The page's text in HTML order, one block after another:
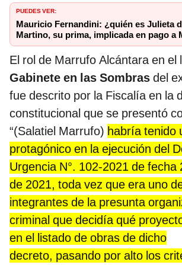
PUEDES VER:
Mauricio Fernandini: ¿quién es Julieta
Martino, su prima, implicada en pago a
El rol de Marrufo Alcántara en el
Gabinete en las Sombras del
fue descrito por la Fiscalía en la
constitucional que se presentó
“(Salatiel Marrufo) habría tenido
protagónico en la ejecución del
Urgencia N°. 102-2021 de fecha
de 2021, toda vez que era uno
integrantes de la presunta
criminal que decidía qué
en el listado de obras de dicho
decreto, pasando por alto los